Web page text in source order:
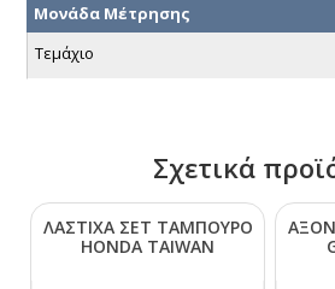
Μονάδα Μέτρησης
Τεμάχιο
Σχετικά
ΛΑΣΤΙΧΑ ΣΕΤ ΤΑΜΠΟΥΡΟ
ΗΟΝDΑ ΤΑΙWΑΝ